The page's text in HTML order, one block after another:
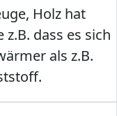
Holz hat
dass es sich
als z.B.